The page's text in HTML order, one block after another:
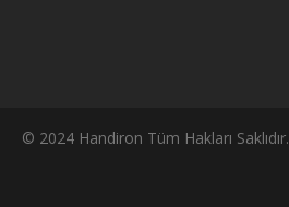
© 2024 Handiron Tüm Hakları Saklıdır.